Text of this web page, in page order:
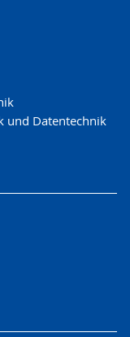
und Datentechnik